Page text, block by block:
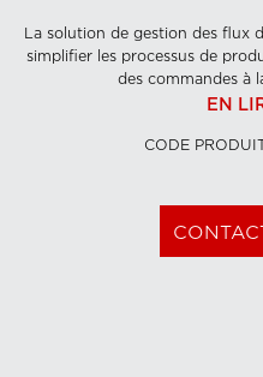
La solution de gestion des flux
simplifier les processus de
des commandes à
EN
CODE